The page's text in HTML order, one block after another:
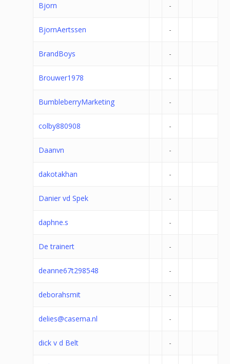
Bjorn -
BjornAertssen -
BrandBoys -
Brouwer1978 -
BumbleberryMarketing -
colby880908 -
Daanvn -
dakotakhan -
Danier vd Spek -
daphne.s -
De trainert -
deanne67t298548 -
deborahsmit -
delies@casema.nl -
dick v d Belt -